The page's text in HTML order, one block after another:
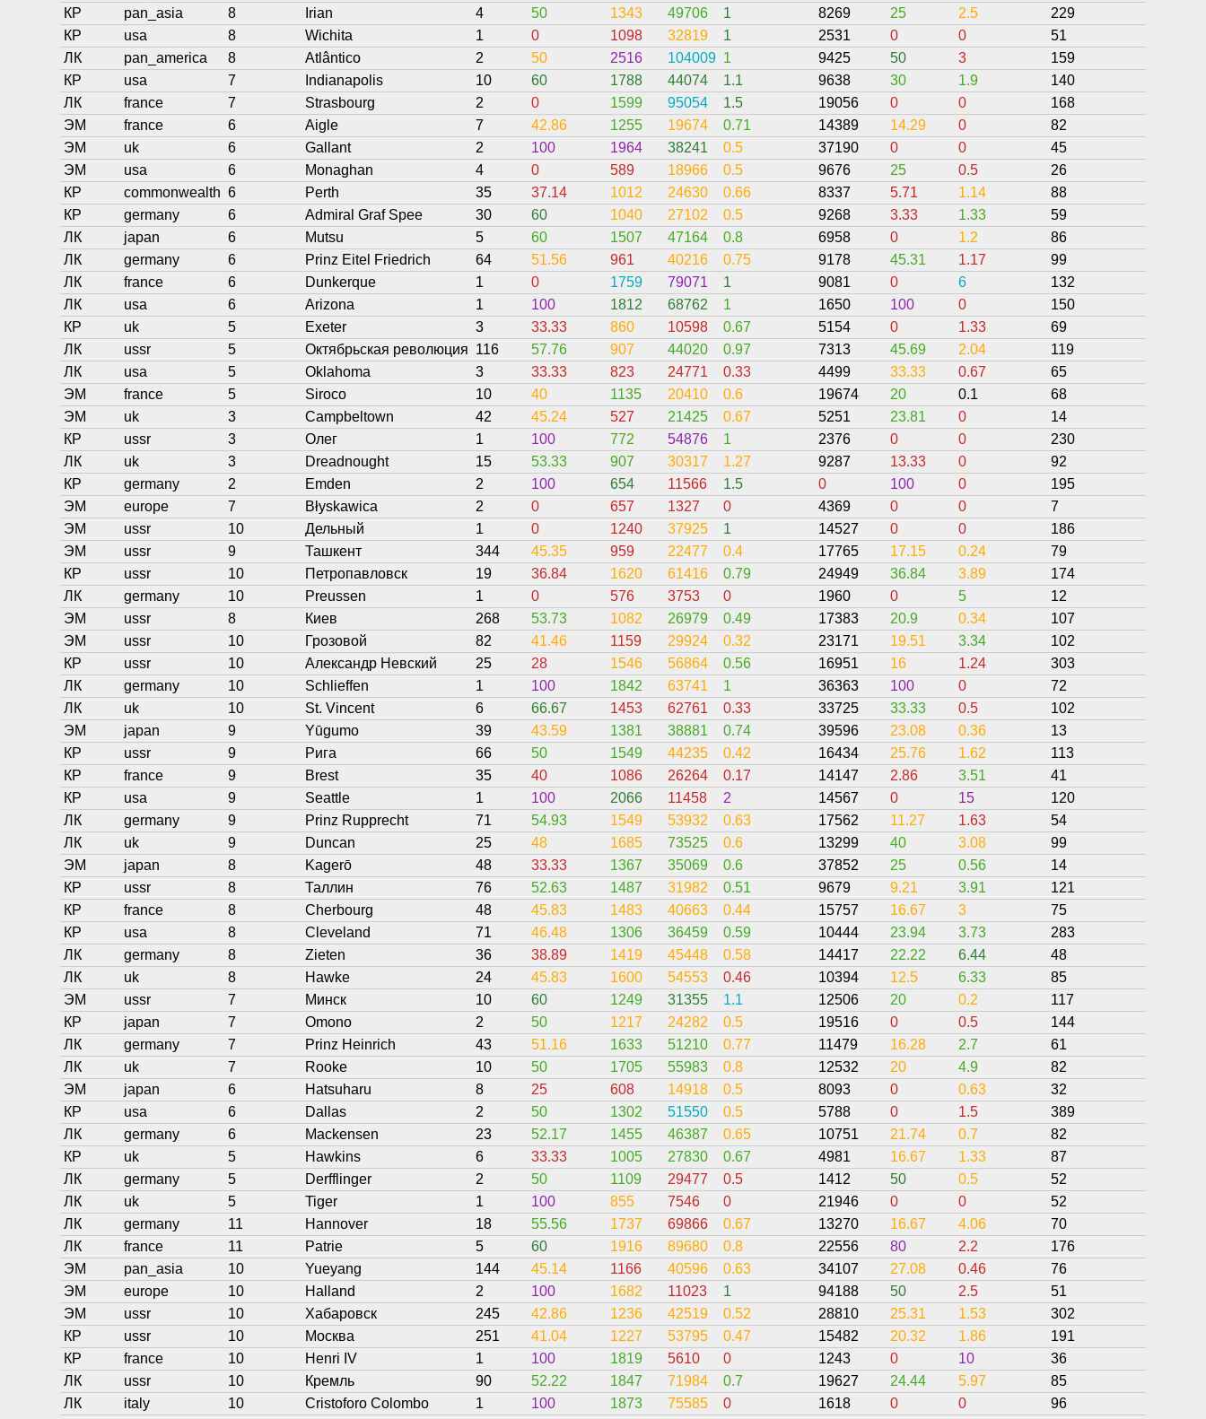
КР
pan_asia 8 Irian 4 50 1343 49706 1 8269 25 2.5 229
КР
usa 8 Wichita 1 0 1098 32819 1 2531 0 0 51
ЛК
pan_america 8 Atlântico 2 50 2516 104009 1 9425 50 3 159
КР
usa 7 Indianapolis 10 60 1788 44074 1.1 9638 30 1.9 140
ЛК
france 7 Strasbourg 2 0 1599 95054 1.5 19056 0 0 168
ЭМ
france 6 Aigle 7 42.86 1255 19674 0.71 14389 14.29 0 82
ЭМ
uk 6 Gallant 2 100 1964 38241 0.5 37190 0 0 45
ЭМ
usa 6 Monaghan 4 0 589 18966 0.5 9676 25 0.5 26
КР
commonwealth 6 Perth 35 37.14 1012 24630 0.66 8337 5.71 1.14 88
КР
germany 6 Admiral Graf Spee 30 60 1040 27102 0.5 9268 3.33 1.33 59
ЛК
japan 6 Mutsu 5 60 1507 47164 0.8 6958 0 1.2 86
ЛК
germany 6 Prinz Eitel Friedrich 64 51.56 961 40216 0.75 9178 45.31 1.17 99
ЛК
france 6 Dunkerque 1 0 1759 79071 1 9081 0 6 132
ЛК
usa 6 Arizona 1 100 1812 68762 1 1650 100 0 150
КР
uk 5 Exeter 3 33.33 860 10598 0.67 5154 0 1.33 69
ЛК
ussr 5 Октябрьская революция 116 57.76 907 44020 0.97 7313 45.69 2.04 119
ЛК
usa 5 Oklahoma 3 33.33 823 24771 0.33 4499 33.33 0.67 65
ЭМ
france 5 Siroco 10 40 1135 20410 0.6 19674 20 0.1 68
ЭМ
uk 3 Campbeltown 42 45.24 527 21425 0.67 5251 23.81 0 14
КР
ussr 3 Олег 1 100 772 54876 1 2376 0 0 230
ЛК
uk 3 Dreadnought 15 53.33 907 30317 1.27 9287 13.33 0 92
КР
germany 2 Emden 2 100 654 11566 1.5 0 100 0 195
ЭМ
europe 7 Błyskawica 2 0 657 1327 0 4369 0 0 7
ЭМ
ussr 10 Дельный 1 0 1240 37925 1 14527 0 0 186
ЭМ
ussr 9 Ташкент 344 45.35 959 22477 0.4 17765 17.15 0.24 79
КР
ussr 10 Петропавловск 19 36.84 1620 61416 0.79 24949 36.84 3.89 174
ЛК
germany 10 Preussen 1 0 576 3753 0 1960 0 5 12
ЭМ
ussr 8 Киев 268 53.73 1082 26979 0.49 17383 20.9 0.34 107
ЭМ
ussr 10 Грозовой 82 41.46 1159 29924 0.32 23171 19.51 3.34 102
КР
ussr 10 Александр Невский 25 28 1546 56864 0.56 16951 16 1.24 303
ЛК
germany 10 Schlieffen 1 100 1842 63741 1 36363 100 0 72
ЛК
uk 10 St. Vincent 6 66.67 1453 62761 0.33 33725 33.33 0.5 102
ЭМ
japan 9 Yūgumo 39 43.59 1381 38881 0.74 39596 23.08 0.36 13
КР
ussr 9 Рига 66 50 1549 44235 0.42 16434 25.76 1.62 113
КР
france 9 Brest 35 40 1086 26264 0.17 14147 2.86 3.51 41
КР
usa 9 Seattle 1 100 2066 11458 2 14567 0 15 120
ЛК
germany 9 Prinz Rupprecht 71 54.93 1549 53932 0.63 17562 11.27 1.63 54
ЛК
uk 9 Duncan 25 48 1685 73525 0.6 13299 40 3.08 99
ЭМ
japan 8 Kagerō 48 33.33 1367 35069 0.6 37852 25 0.56 14
КР
ussr 8 Таллин 76 52.63 1487 31982 0.51 9679 9.21 3.91 121
КР
france 8 Cherbourg 48 45.83 1483 40663 0.44 15757 16.67 3 75
КР
usa 8 Cleveland 71 46.48 1306 36459 0.59 10444 23.94 3.73 283
ЛК
germany 8 Zieten 36 38.89 1419 45448 0.58 14417 22.22 6.44 48
ЛК
uk 8 Hawke 24 45.83 1600 54553 0.46 10394 12.5 6.33 85
ЭМ
ussr 7 Минск 10 60 1249 31355 1.1 12506 20 0.2 117
КР
japan 7 Omono 2 50 1217 24282 0.5 19516 0 0.5 144
ЛК
germany 7 Prinz Heinrich 43 51.16 1633 51210 0.77 11479 16.28 2.7 61
ЛК
uk 7 Rooke 10 50 1705 55983 0.8 12532 20 4.9 82
ЭМ
japan 6 Hatsuharu 8 25 608 14918 0.5 8093 0 0.63 32
КР
usa 6 Dallas 2 50 1302 51550 0.5 5788 0 1.5 389
ЛК
germany 6 Mackensen 23 52.17 1455 46387 0.65 10751 21.74 0.7 82
КР
uk 5 Hawkins 6 33.33 1005 27830 0.67 4981 16.67 1.33 87
ЛК
germany 5 Derfflinger 2 50 1109 29477 0.5 1412 50 0.5 52
ЛК
uk 5 Tiger 1 100 855 7546 0 21946 0 0 52
ЛК
germany 11 Hannover 18 55.56 1737 69866 0.67 13270 16.67 4.06 70
ЛК
france 11 Patrie 5 60 1916 89680 0.8 22556 80 2.2 176
ЭМ
pan_asia 10 Yueyang 144 45.14 1166 40596 0.63 34107 27.08 0.46 76
ЭМ
europe 10 Halland 2 100 1682 11023 1 94188 50 2.5 51
ЭМ
ussr 10 Хабаровск 245 42.86 1236 42519 0.52 28810 25.31 1.53 302
КР
ussr 10 Москва 251 41.04 1227 53795 0.47 15482 20.32 1.86 191
КР
france 10 Henri IV 1 100 1819 5610 0 1243 0 10 36
ЛК
ussr 10 Кремль 90 52.22 1847 71984 0.7 19627 24.44 5.97 85
ЛК
italy 10 Cristoforo Colombo 1 100 1873 75585 0 1618 0 0 96